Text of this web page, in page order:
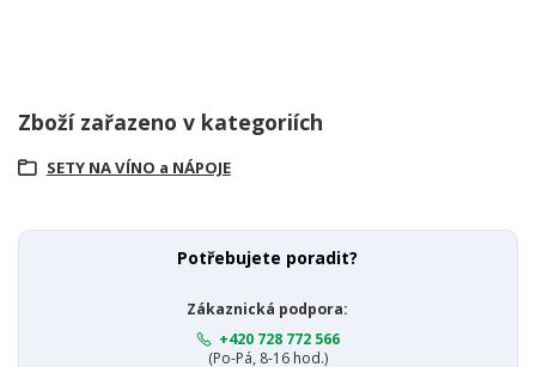
Zboží zařazeno v kategoriích
SETY NA VÍNO a NÁPOJE
Potřebujete poradit?
Zákaznická podpora:
+420 728 772 566
(Po-Pá, 8-16 hod.)